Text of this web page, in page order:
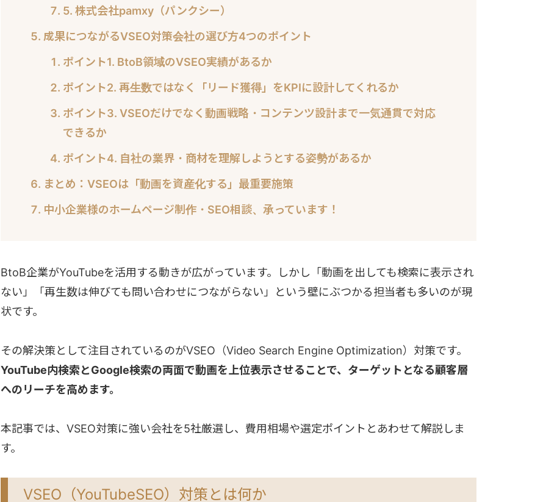
5. 株式会社pamxy（パンクシー）
成果につながるVSEO対策会社の選び方4つのポイント
ポイント1. BtoB領域のVSEO実績があるか
ポイント2. 再生数ではなく「リード獲得」をKPIに設計してくれるか
ポイント3. VSEOだけでなく動画戦略・コンテンツ設計まで一気通貫で対応
できるか
ポイント4. 自社の業界・商材を理解しようとする姿勢があるか
まとめ：VSEOは「動画を資産化する」最重要施策
中小企業様のホームページ制作・SEO相談、承っています！
BtoB企業がYouTubeを活用する動きが広がっています。しかし「動画を出しても検索に表示され
ない」「再生数は伸びても問い合わせにつながらない」という壁にぶつかる担当者も多いのが現
状です。
その解決策として注目されているのがVSEO（Video Search Engine Optimization）対策です。
YouTube内検索とGoogle検索の両面で動画を上位表示させることで、ターゲットとなる顧客層
へのリーチを高めます。
本記事では、VSEO対策に強い会社を5社厳選し、費用相場や選定ポイントとあわせて解説しま
す。
VSEO（YouTubeSEO）対策とは何か